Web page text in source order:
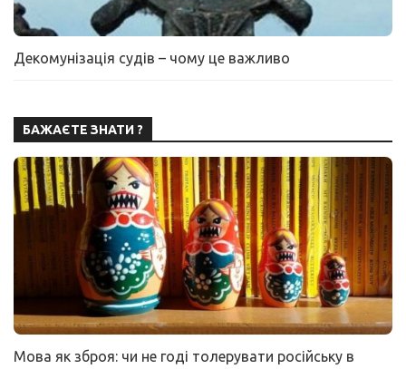
Декомунізація судів – чому це важливо
БАЖАЄТЕ ЗНАТИ ?
Мова як зброя: чи не годі толерувати російську в